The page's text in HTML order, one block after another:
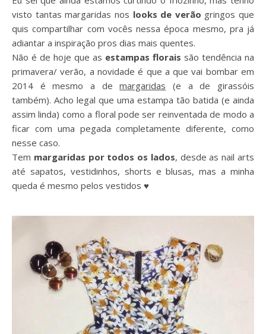
visto tantas margaridas nos looks de verão gringos que
quis compartilhar com vocês nessa época mesmo, pra já
adiantar a inspiração pros dias mais quentes.
Não é de hoje que as estampas florais são tendência na
primavera/ verão, a novidade é que a que vai bombar em
2014 é mesmo a demargaridas (e a de girassóis
também). Acho legal que uma estampa tão batida (e ainda
assim linda) como a floral pode ser reinventada de modo a
ficar com uma pegada completamente diferente, como
nesse caso.
Tem margaridas por todos os lados, desde as nail arts
até sapatos, vestidinhos, shorts e blusas, mas a minha
queda é mesmo pelos vestidos ♥